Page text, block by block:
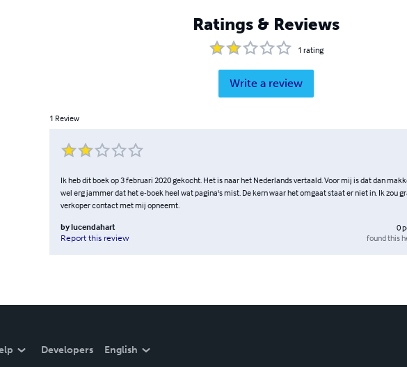
Ratings & Reviews
1 rating
Write a review
1 Review
Ik heb dit boek op 3 februari 2020 gekocht. Het is naar het Nederlands vertaald. Voor mij is dat dan
wel erg jammer dat het e-boek heel wat pagina's mist. De kern waar het omgaat staat er niet in. Ik zou
verkoper contact met mij opneemt.
bylucendahart
Report this review
0
found this
Developers English